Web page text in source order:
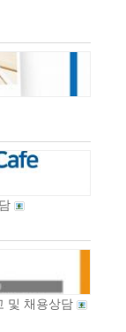
및 채용상담